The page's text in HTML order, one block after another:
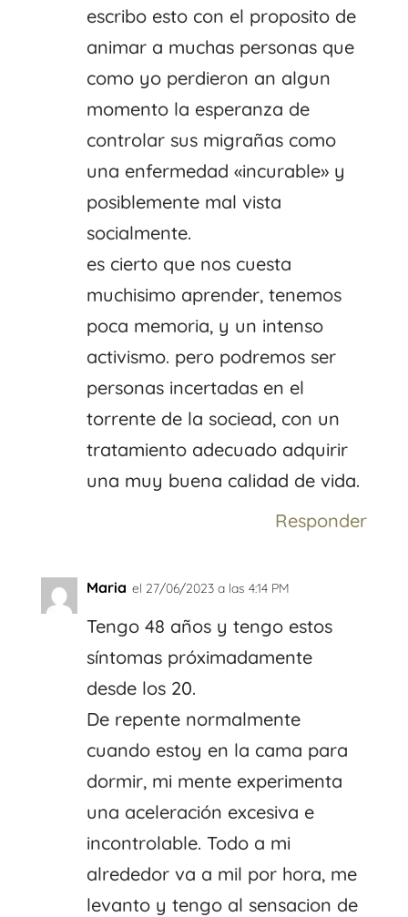
escribo esto con el proposito de
animar a muchas personas que
como yo perdieron an algun
momento la esperanza de
controlar sus migrañas como
una enfermedad «incurable» y
posiblemente mal vista
socialmente.
es cierto que nos cuesta
muchisimo aprender, tenemos
poca memoria, y un intenso
activismo. pero podremos ser
personas incertadas en el
torrente de la sociead, con un
tratamiento adecuado adquirir
una muy buena calidad de vida.
Responder
Maria el 27/06/2023 a las 4:14 PM
Tengo 48 años y tengo estos
síntomas próximadamente
desde los 20.
De repente normalmente
cuando estoy en la cama para
dormir, mi mente experimenta
una aceleración excesiva e
incontrolable. Todo a mi
alrededor va a mil por hora, me
levanto y tengo al sensacion de